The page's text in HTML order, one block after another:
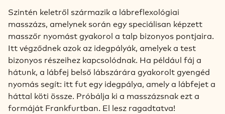
Szintén keletről származik a lábreflexológiai
masszázs, amelynek során egy speciálisan képzett
masszőr nyomást gyakorol a talp bizonyos pontjaira.
Itt végződnek azok az idegpályák, amelyek a test
bizonyos részeihez kapcsolódnak. Ha például fáj a
hátunk, a lábfej belső lábszárára gyakorolt gyengéd
nyomás segít: itt fut egy idegpálya, amely a lábfejet a
háttal köti össze. Próbálja ki a masszázsnak ezt a
formáját Frankfurtban. El lesz ragadtatva!